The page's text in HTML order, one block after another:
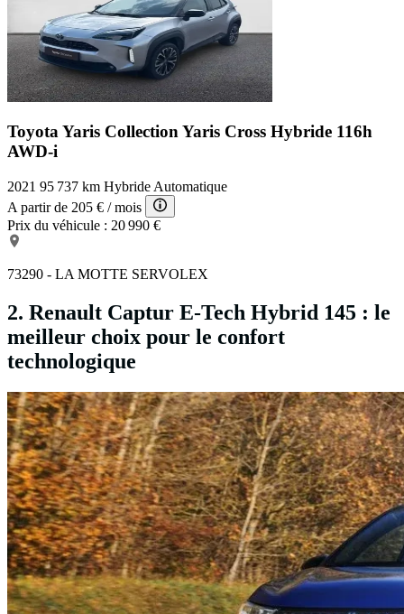
Toyota Yaris CollectionYaris Cross Hybride 116h
AWD-i
2021 95 737 km Hybride Automatique
A partir de 205 € / mois
Prix du véhicule : 20 990 €
73290 - LA MOTTE SERVOLEX
2. Renault Captur E-Tech Hybrid 145 : le
meilleur choix pour le confort
technologique